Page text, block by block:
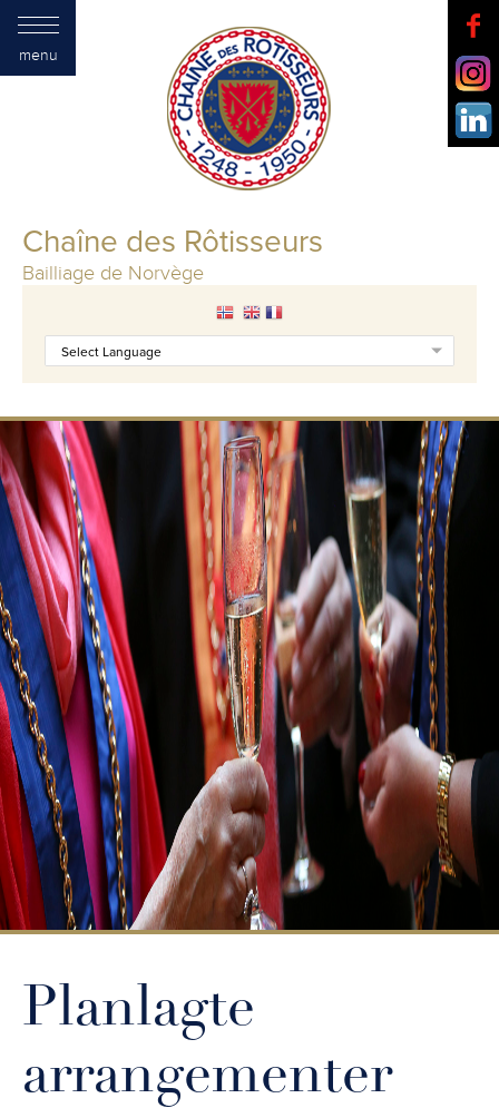
Chaîne des Rôtisseurs
Bailliage de Norvège
Planlagte
arrangementer
menu